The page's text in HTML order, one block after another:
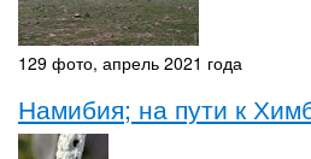
129 фото, апрель 2021 года
Намибия; на пути к